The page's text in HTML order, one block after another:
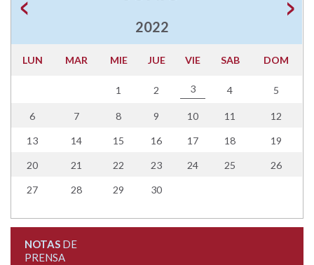
2022
LUN MAR MIE JUE VIE SAB DOM
1 2 3 4 5
6 7 8 9 10 11 12
13 14 15 16 17 18 19
20 21 22 23 24 25 26
27 28 29 30
NOTASDE
PRENSA